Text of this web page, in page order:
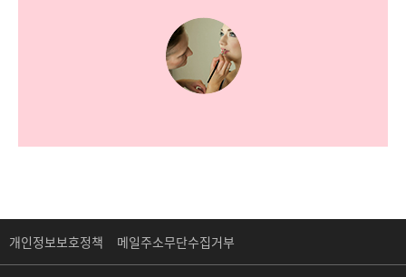
개인정보보호정책 메일주소무단수집거부